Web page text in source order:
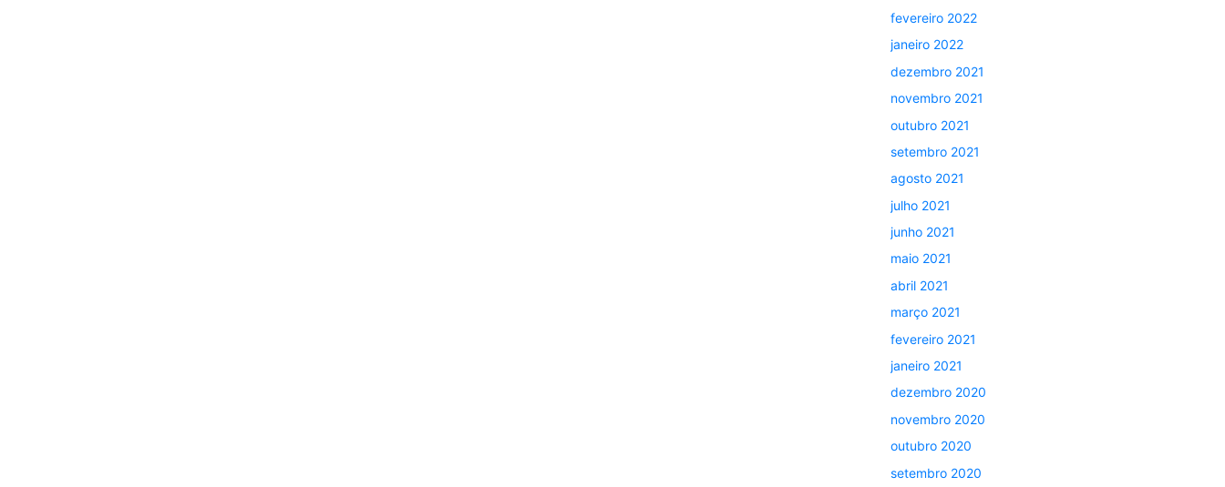
fevereiro 2022
janeiro 2022
dezembro 2021
novembro 2021
outubro 2021
setembro 2021
agosto 2021
julho 2021
junho 2021
maio 2021
abril 2021
março 2021
fevereiro 2021
janeiro 2021
dezembro 2020
novembro 2020
outubro 2020
setembro 2020